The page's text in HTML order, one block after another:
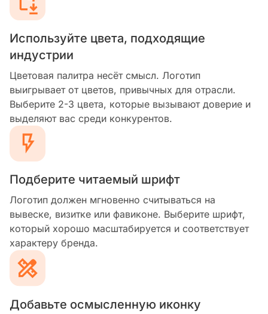
Используйте цвета, подходящие
индустрии
Цветовая палитра несёт смысл. Логотип
выигрывает от цветов, привычных для отрасли.
Выберите 2-3 цвета, которые вызывают доверие и
выделяют вас среди конкурентов.
Подберите читаемый шрифт
Логотип должен мгновенно считываться на
вывеске, визитке или фавиконе. Выберите шрифт,
который хорошо масштабируется и соответствует
характеру бренда.
Добавьте осмысленную иконку